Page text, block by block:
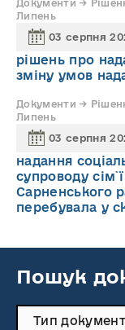
Документи →
Липень
03 серпня
рішень про
зміну умов
Документи →
Липень
03 серпня
надання
супроводу
Сарненського
перебувала у
Пошук